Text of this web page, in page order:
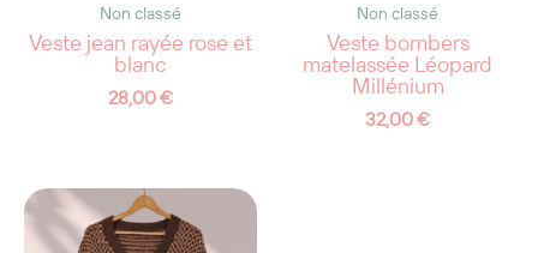
Non classé
Veste jean rayée rose et
blanc
28,00€
Non classé
Veste bombers
matelassée Léopard
Millénium
32,00€